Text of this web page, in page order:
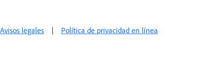
Avisos legales | Política de privacidad en línea